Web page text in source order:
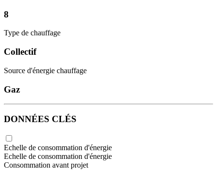
8
Type de chauffage
Collectif
Source d'énergie chauffage
Gaz
DONNÉES CLÉS
Echelle de consommation d'énergie
Echelle de consommation d'énergie
Consommation avant projet